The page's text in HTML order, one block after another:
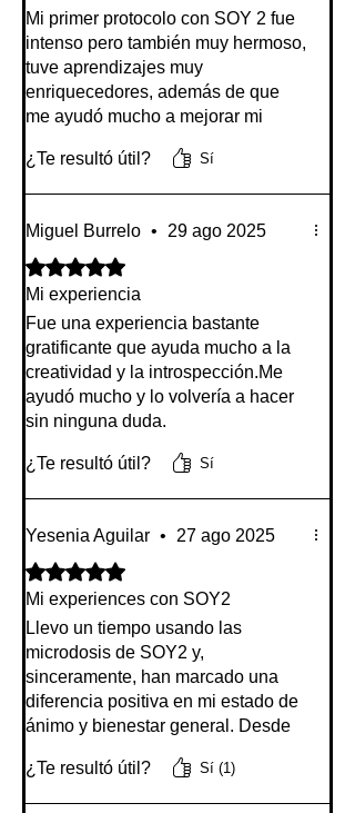
Mi primer protocolo con SOY 2 fue
intenso pero también muy hermoso,
tuve aprendizajes muy
enriquecedores, además de que
me ayudó mucho a mejorar mi
tranquila en los momentos de caos.
¿Te resultó útil? Sí
Miguel Burrelo •
29 ago 2025
Obtuvo 5 de 5 estrellas.
Mi experiencia
Fue una experiencia bastante
gratificante que ayuda mucho a la
creatividad y la introspección.Me
ayudó mucho y lo volvería a hacer
sin ninguna duda.
hay este tipo de métodos para
potenciar la creatividad y mejorar
recibiendo mucho apoyo !!
¿Te resultó útil? Sí
Yesenia Aguilar •
27 ago 2025
Obtuvo 5 de 5 estrellas.
Mi experiences con SOY2
Llevo un tiempo usando las
microdosis de SOY2 y,
sinceramente, han marcado una
diferencia positiva en mi estado de
ánimo y bienestar general. Desde
claridad mental, menos ansiedad y
una sensación de equilibrio
¿Te resultó útil? Sí (1)